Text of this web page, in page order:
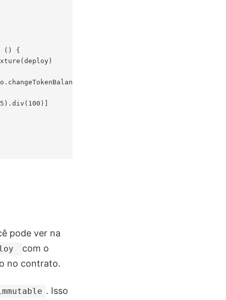
() {
pode ver na
com o
no contrato.
. Isso